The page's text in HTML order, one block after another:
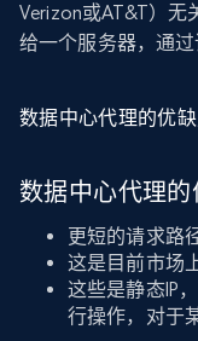
Verizon或AT&T）无
给一个服务器，通
数据中心代理的优
数据中心代理的
更短的请求路
这是目前市场
这些是静态IP
行操作，对于